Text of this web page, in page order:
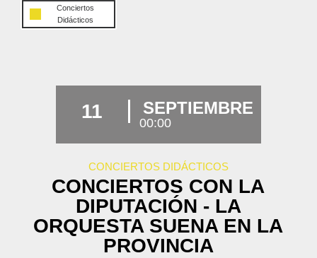
Conciertos
Didácticos
11 SEPTIEMBRE
00:00
CONCIERTOS DIDÁCTICOS
CONCIERTOS CON LA
DIPUTACIÓN - LA
ORQUESTA SUENA EN LA
PROVINCIA